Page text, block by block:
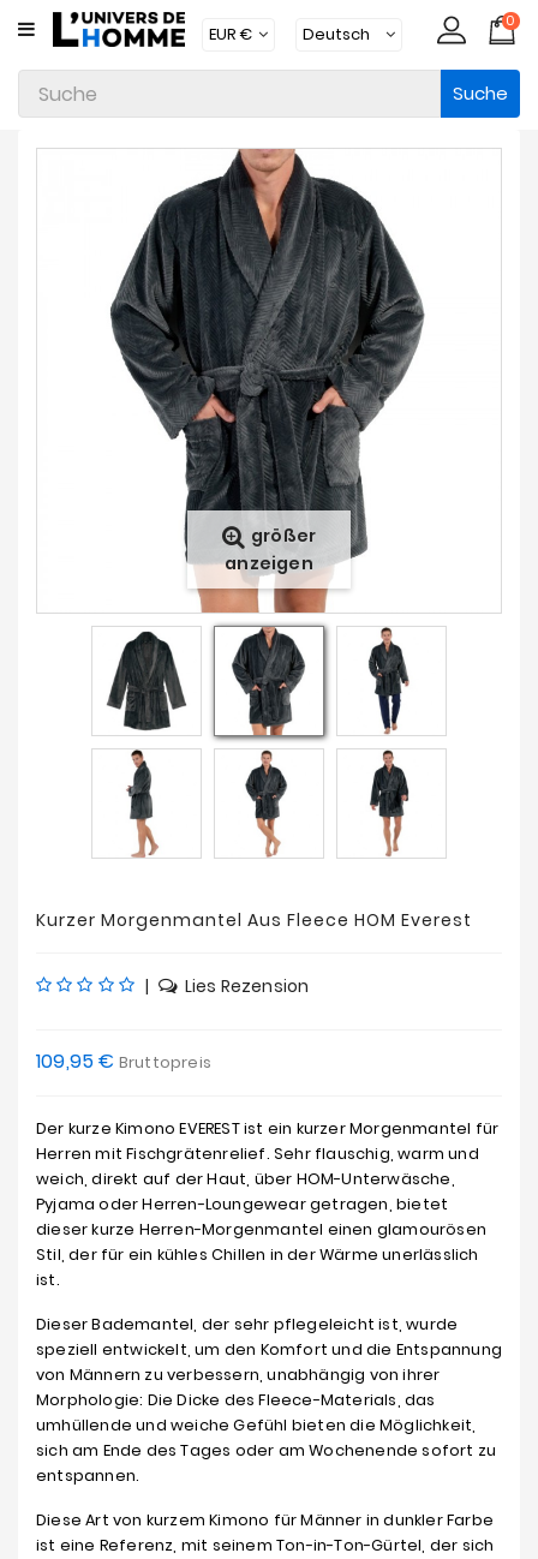
KATEGORIE
Unterwäsche
Kleidung
0
Suche
größer
anzeigen
Kurzer Morgenmantel Aus Fleece HOM Everest
| Lies Rezension
109,95 € Bruttopreis
Der kurze Kimono EVEREST ist ein kurzer Morgenmantel für
Herren mit Fischgrätenrelief. Sehr flauschig, warm und
weich, direkt auf der Haut, über HOM-Unterwäsche,
Pyjama oder Herren-Loungewear getragen, bietet
dieser kurze Herren-Morgenmantel einen glamourösen
Stil, der für ein kühles Chillen in der Wärme unerlässlich
ist.
Dieser Bademantel, der sehr pflegeleicht ist, wurde
speziell entwickelt, um den Komfort und die Entspannung
von Männern zu verbessern, unabhängig von ihrer
Morphologie: Die Dicke des Fleece-Materials, das
umhüllende und weiche Gefühl bieten die Möglichkeit,
sich am Ende des Tages oder am Wochenende sofort zu
entspannen.
Diese Art von kurzem Kimono für Männer in dunkler Farbe
ist eine Referenz, mit seinem Ton-in-Ton-Gürtel, der sich